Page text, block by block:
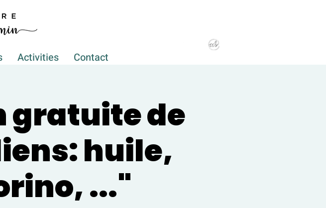
Activities Contact
gratuite de
huile,
..."